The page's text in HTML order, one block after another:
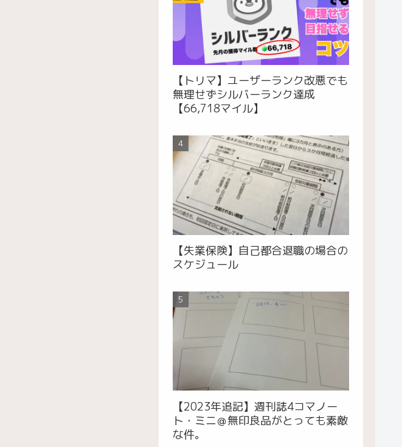
【トリマ】ユーザーランク改悪でも
無理せずシルバーランク達成
【66,718マイル】
【失業保険】自己都合退職の場合の
スケジュール
【2023年追記】週刊誌4コマノー
ト・ミニ＠無印良品がとっても素敵
な件。